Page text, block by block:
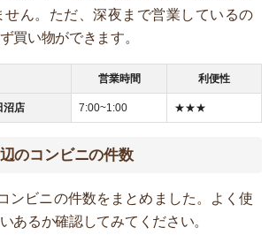
せん。ただ、深夜まで営業しているの
買い物ができます。
営業時間 利便性
沼店 7:00~1:00 ★★★
のコンビニの件数
ンビニの件数をまとめました。よく使
あるか確認してみてください。